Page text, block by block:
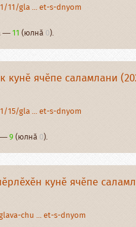
11/gla ... et-s-dnyom
—11(юлнӑ0).
ячӗпе саламлани
15/gla ... et-s-dnyom
—9(юлнӑ0).
кунӗ ячӗпе
chu ... et-s-dnyom